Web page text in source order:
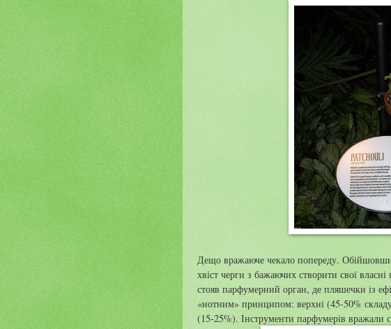
Дещо вражаюче чекало попереду.
хвіст черги з бажаючих створити свої
стояв парфумерний орган, де пляшечки із
«нотним» принципом: верхні (45-50%
(15-25%). Інструменти парфумерів вражали